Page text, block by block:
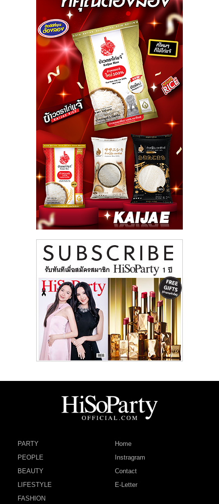
PARTY
PEOPLE
BEAUTY
LIFESTYLE
FASHION
Home
Instragram
Contact
E-Letter